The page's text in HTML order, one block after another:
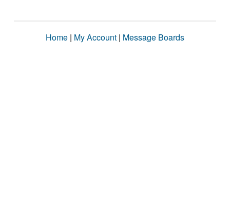
Home | My Account | Message Boards